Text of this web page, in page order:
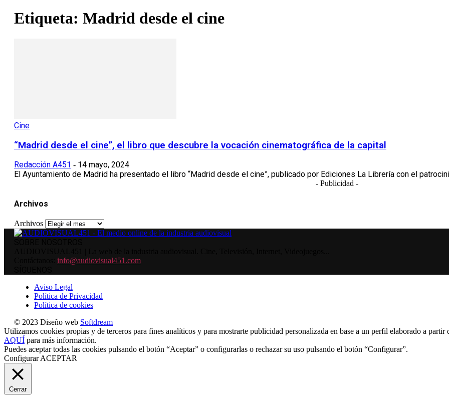
Etiqueta: Madrid desde el cine
Cine
“Madrid desde el cine”, el libro que descubre la vocación cinematográfica de la capital
Redacción A451 - 14 mayo, 2024
El Ayuntamiento de Madrid ha presentado el libro “Madrid desde el cine”, publicado por Ediciones La Librería con el
- Publicidad -
Archivos
Archivos
info@audiovisual451.com
Aviso Legal
Política de Privacidad
Política de cookies
© 2023 Diseño web Softdream
Utilizamos cookies propias y de terceros para fines analíticos y para mostrarte publicidad personalizada en base a un perfil elaborado a
AQUÍ para más información.
Puedes aceptar todas las cookies pulsando el botón “Aceptar” o configurarlas o rechazar su uso pulsando el botón “Configurar”.
Configurar ACEPTAR
Cerrar